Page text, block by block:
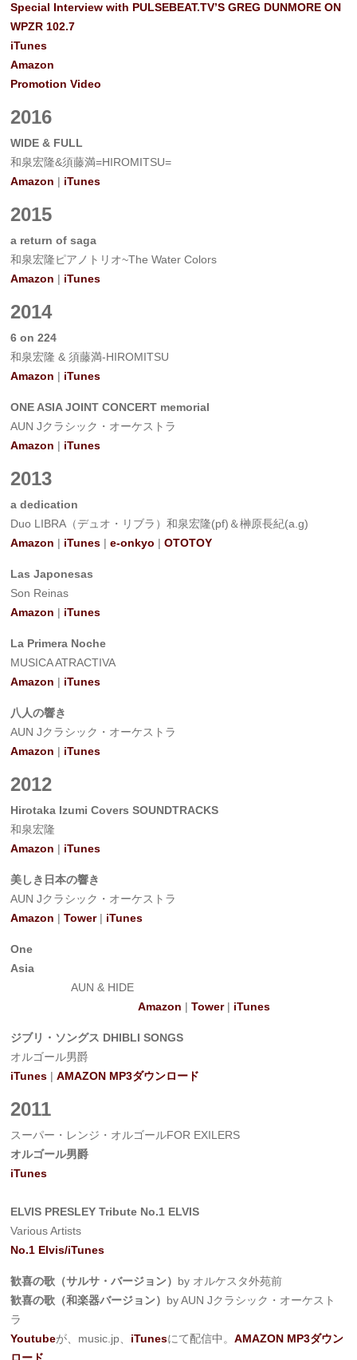
Special Interview with PULSEBEAT.TV’S GREG DUNMORE ON
WPZR 102.7
iTunes
Amazon
Promotion Video
2016
WIDE & FULL
和泉宏隆&須藤満=HIROMITSU=
Amazon | iTunes
2015
a return of saga
和泉宏隆ピアノトリオ~The Water Colors
Amazon | iTunes
2014
6 on 224
和泉宏隆 & 須藤満-HIROMITSU
Amazon | iTunes
ONE ASIA JOINT CONCERT memorial
AUN Jクラシック・オーケストラ
Amazon | iTunes
2013
a dedication
Duo LIBRA（デュオ・リブラ）和泉宏隆(pf)＆榊原長紀(a.g)
Amazon | iTunes |e-onkyo |OTOTOY
Las Japonesas
Son Reinas
Amazon | iTunes
La Primera Noche
MUSICA ATRACTIVA
Amazon | iTunes
八人の響き
AUN Jクラシック・オーケストラ
Amazon | iTunes
2012
Hirotaka Izumi Covers SOUNDTRACKS
和泉宏隆
Amazon | iTunes
美しき日本の響き
AUN Jクラシック・オーケストラ
Amazon |Tower| iTunes
One
Asia
AUN & HIDE
Amazon |Tower| iTunes
ジブリ・ソングス DHIBLI SONGS
オルゴール男爵
iTunes |AMAZON MP3ダウンロード
2011
スーパー・レンジ・オルゴールFOR EXILERS
オルゴール男爵
iTunes
ELVIS PRESLEY Tribute No.1 ELVIS
Various Artists
No.1 Elvis/iTunes
歓喜の歌（サルサ・バージョン） by オルケスタ外苑前
歓喜の歌（和楽器バージョン） by AUN Jクラシック・オーケスト
ラ
Youtubeが、music.jp、 iTunesにて配信中。AMAZON MP3ダウン